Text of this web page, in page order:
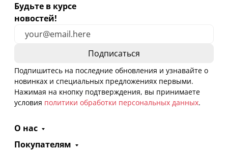
Будьте в курсе
новостей!
Подпишитесь на последние обновления и узнавайте о
новинках и специальных предложениях первыми.
Нажимая на кнопку подтверждения, вы принимаете
условия политики обработки персональных данных.
О нас
Покупателям